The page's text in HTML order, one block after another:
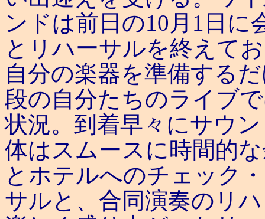
ンドは前日の10月1日に
とリハーサルを終えて
自分の楽器を準備する
段の自分たちのライブ
状況。到着早々にサウ
体はスムースに時間的
とホテルへのチェック
サルと、合同演奏のリ